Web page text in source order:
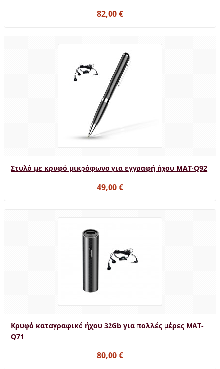
82,00 €
Στυλό με κρυφό μικρόφωνο για εγγραφή ήχου MAT-Q92
49,00 €
Κρυφό καταγραφικό ήχου 32Gb για πολλές μέρες MAT-
Q71
80,00 €